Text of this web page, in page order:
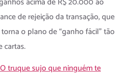
de rejeição da transação, que
o plano de “ganho fácil” tão
cartas.
truque sujo que ninguém te